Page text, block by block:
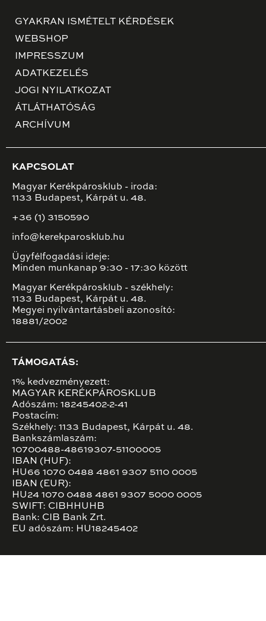
GYAKRAN ISMÉTELT KÉRDÉSEK
WEBSHOP
IMPRESSZUM
ADATKEZELÉS
JOGI NYILATKOZAT
ÁTLÁTHATÓSÁG
ARCHÍVUM
KAPCSOLAT
Magyar Kerékpárosklub - iroda:
1133 Budapest, Kárpát u. 48.
+36 (1) 3150590
info@kerekparosklub.hu
Ügyfélfogadási ideje:
Minden munkanap 9:30 - 17:30 között
Magyar Kerékpárosklub - székhely:
1133 Budapest, Kárpát u. 48.
Megyei nyilvántartásbeli azonosító:
18881/2002
TÁMOGATÁS:
1% kedvezményezett:
MAGYAR KERÉKPÁROSKLUB
Adószám: 18245402-2-41
Postacím:
Székhely: 1133 Budapest, Kárpát u. 48.
Bankszámlaszám:
10700488-48619307-51100005
IBAN (HUF):
HU66 1070 0488 4861 9307 5110 0005
IBAN (EUR):
HU24 1070 0488 4861 9307 5000 0005
SWIFT: CIBHHUHB
Bank: CIB Bank Zrt.
EU adószám: HU18245402